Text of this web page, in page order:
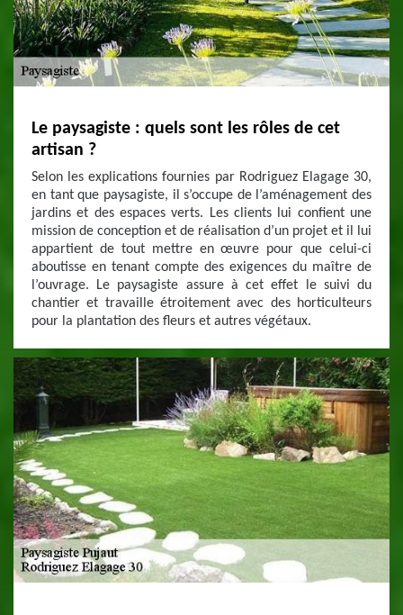
Le paysagiste : quels sont les rôles de cet
artisan ?
Selon les explications fournies par Rodriguez Elagage 30,
en tant que paysagiste, il s’occupe de l’aménagement des
jardins et des espaces verts. Les clients lui confient une
mission de conception et de réalisation d’un projet et il lui
appartient de tout mettre en œuvre pour que celui-ci
aboutisse en tenant compte des exigences du maître de
l’ouvrage. Le paysagiste assure à cet effet le suivi du
chantier et travaille étroitement avec des horticulteurs
pour la plantation des fleurs et autres végétaux.